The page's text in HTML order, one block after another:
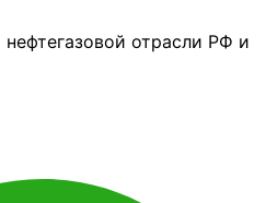
отрасли РФ и